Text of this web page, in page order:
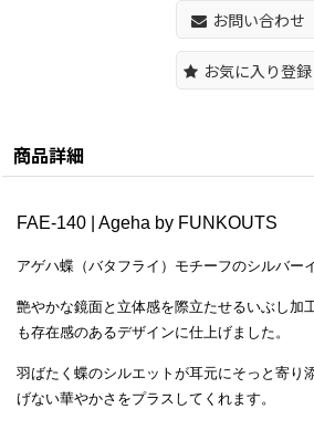
お問い合わせ
お気に入り登録
商品詳細
FAE-140 | Ageha by FUNKOUTS
アゲハ蝶（バタフライ）モチーフのシルバー
艶やかな鏡面と立体感を際立たせるいぶし加
も存在感のあるデザインに仕上げました。
羽ばたく蝶のシルエットが耳元にそっと寄り
げない華やかさをプラスしてくれます。